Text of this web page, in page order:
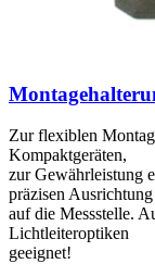
Zur flexiblen
Kompaktgeräten,
zur Gewährleistung
präzisen Ausrichtung
auf die Messstelle.
Lichtleiteroptiken
geeignet!